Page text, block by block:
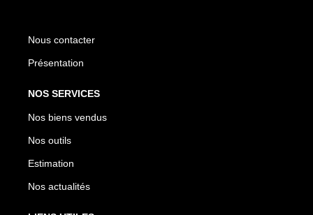
Nous contacter
Présentation
NOS SERVICES
Nos biens vendus
Nos outils
Estimation
Nos actualités